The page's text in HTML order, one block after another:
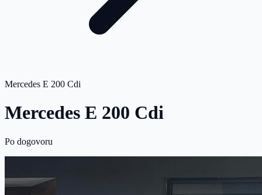
Mercedes E 200 Cdi
Mercedes E 200 Cdi
Po dogovoru